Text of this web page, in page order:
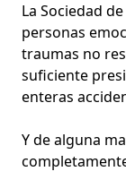
La Sociedad
personas
traumas no
suficiente
enteras
Y de alguna